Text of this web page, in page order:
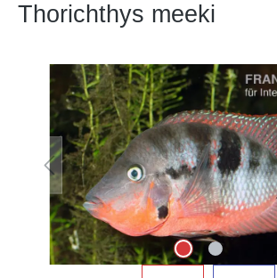
Thorichthys meeki
Bildergalerie überspringen